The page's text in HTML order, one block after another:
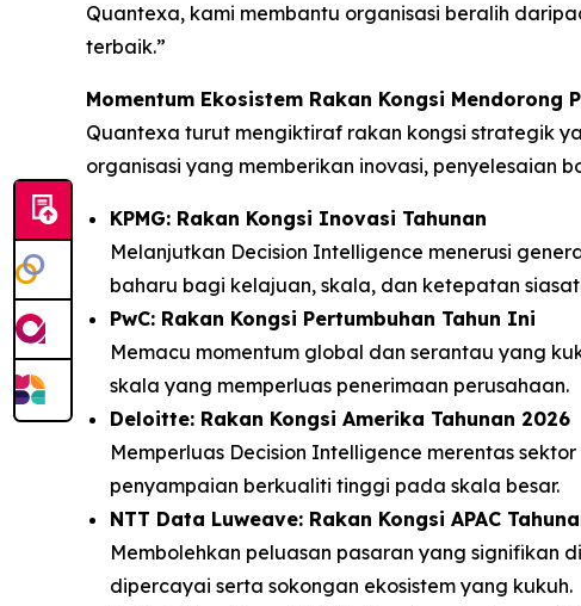
Quantexa, kami membantu organisasi beralih
terbaik.”
Momentum Ekosistem Rakan Kongsi Mendorong
Quantexa turut mengiktiraf rakan kongsi strategik
organisasi yang memberikan inovasi, penyelesaian
KPMG: Rakan Kongsi Inovasi Tahunan
Melanjutkan Decision Intelligence menerusi
baharu bagi kelajuan, skala, dan ketepatan
PwC: Rakan Kongsi Pertumbuhan Tahun Ini
Memacu momentum global dan serantau yang
skala yang memperluas penerimaan perusahaan.
Deloitte: Rakan Kongsi Amerika Tahunan 2026
Memperluas Decision Intelligence merentas
penyampaian berkualiti tinggi pada skala besar.
NTT Data Luweave: Rakan Kongsi APAC
Membolehkan peluasan pasaran yang signifikan
dipercayai serta sokongan ekosistem yang kukuh.